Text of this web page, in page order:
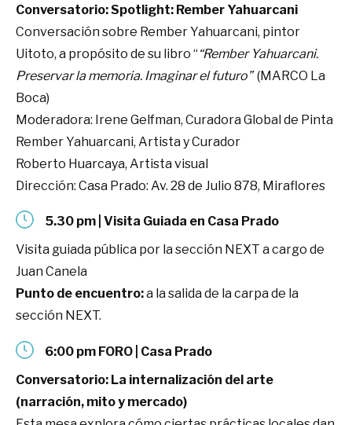
Conversatorio: Spotlight: Rember Yahuarcani
Conversación sobre Rember Yahuarcani, pintor
Uitoto, a propósito de su libro ““Rember Yahuarcani.
Preservar la memoria. Imaginar el futuro”(MARCO La
Boca)
Moderadora: Irene Gelfman, Curadora Global de Pinta
Rember Yahuarcani, Artista y Curador
Roberto Huarcaya, Artista visual
Dirección: Casa Prado: Av. 28 de Julio 878, Miraflores
5.30 pm | Visita Guiada en Casa Prado
Visita guiada pública por la sección NEXT a cargo de
Juan Canela
Punto de encuentro:a la salida de la carpa de la
sección NEXT.
6:00 pm FORO | Casa Prado
Conversatorio: La internalización del arte
(narración, mito y mercado)